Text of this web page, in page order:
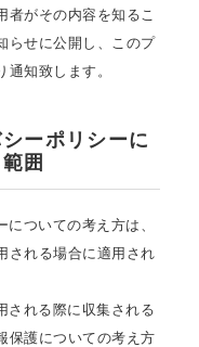
者がその内容を知るこ
らせに公開し、このプ
知致します。
ーポリシーに
囲
についての考え方は、
される場合に適用され
される際に収集される
保護についての考え方